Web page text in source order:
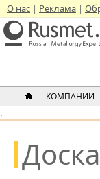
О нас Реклама
КОМПАНИИ
.